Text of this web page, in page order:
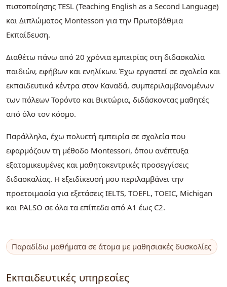
πιστοποίησης TESL (Teaching English as a Second Language)
και Διπλώματος Montessori για την Πρωτοβάθμια
Εκπαίδευση.
Διαθέτω πάνω από 20 χρόνια εμπειρίας στη διδασκαλία
παιδιών, εφήβων και ενηλίκων. Έχω εργαστεί σε σχολεία και
εκπαιδευτικά κέντρα στον Καναδά, συμπεριλαμβανομένων
των πόλεων Τορόντο και Βικτώρια, διδάσκοντας μαθητές
από όλο τον κόσμο.
Παράλληλα, έχω πολυετή εμπειρία σε σχολεία που
εφαρμόζουν τη μέθοδο Montessori, όπου ανέπτυξα
εξατομικευμένες και μαθητοκεντρικές προσεγγίσεις
διδασκαλίας. Η εξειδίκευσή μου περιλαμβάνει την
προετοιμασία για εξετάσεις IELTS, TOEFL, TOEIC, Michigan
και PALSO σε όλα τα επίπεδα από A1 έως C2.
Παραδίδω μαθήματα σε άτομα με μαθησιακές δυσκολίες
Εκπαιδευτικές υπηρεσίες